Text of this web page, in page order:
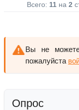
Всего: 11 на 2
Вы не можете
пожалуйста
Опрос